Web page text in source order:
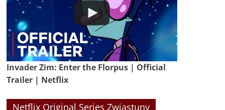
Invader Zim: Enter the Florpus | Official
Trailer | Netflix
Netflix Original Series Zwiastuny